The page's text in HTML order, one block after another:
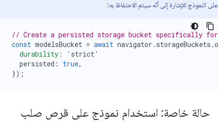
على النموذج للإشارة إلى أنّه سيتم الاحتفاظ به:
// Create a persisted storage bucket specifically for
const modelsBucket = await navigator . storageBuckets .
  durability: '
strict'
persisted : true,
});
حالة خاصة: استخدام نموذج على قرص صلب